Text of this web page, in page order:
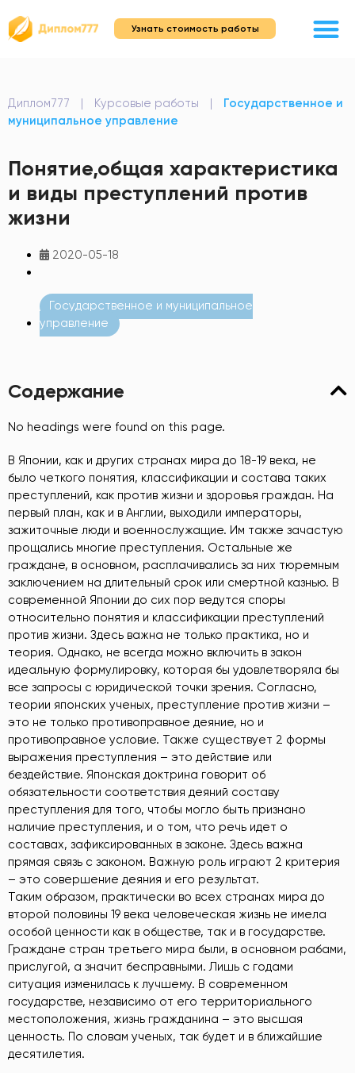
Узнать стоимость работы
Диплом777 | Курсовые работы |
Государственное и
муниципальное управление
Понятие,общая характеристика
и виды преступлений против
жизни
2020-05-18
Государственное и муниципальное
управление
Содержание
No headings were found on this page.
В Японии, как и других странах мира до 18-19 века, не
было четкого понятия, классификации и состава таких
преступлений, как против жизни и здоровья граждан. На
первый план, как и в Англии, выходили императоры,
зажиточные люди и военнослужащие. Им также зачастую
прощались многие преступления. Остальные же
граждане, в основном, расплачивались за них тюремным
заключением на длительный срок или смертной казнью. В
современной Японии до сих пор ведутся споры
относительно понятия и классификации преступлений
против жизни. Здесь важна не только практика, но и
теория. Однако, не всегда можно включить в закон
идеальную формулировку, которая бы удовлетворяла бы
все запросы с юридической точки зрения. Согласно,
теории японских ученых, преступление против жизни –
это не только противоправное деяние, но и
противоправное условие. Также существует 2 формы
выражения преступления – это действие или
бездействие. Японская доктрина говорит об
обязательности соответствия деяний составу
преступления для того, чтобы могло быть признано
наличие преступления, и о том, что речь идет о
составах, зафиксированных в законе. Здесь важна
прямая связь с законом. Важную роль играют 2 критерия
– это совершение деяния и его результат.
Таким образом, практически во всех странах мира до
второй половины 19 века человеческая жизнь не имела
особой ценности как в обществе, так и в государстве.
Граждане стран третьего мира были, в основном рабами,
прислугой, а значит бесправными. Лишь с годами
ситуация изменилась к лучшему. В современном
государстве, независимо от его территориального
местоположения, жизнь гражданина – это высшая
ценность. По словам ученых, так будет и в ближайшие
десятилетия.